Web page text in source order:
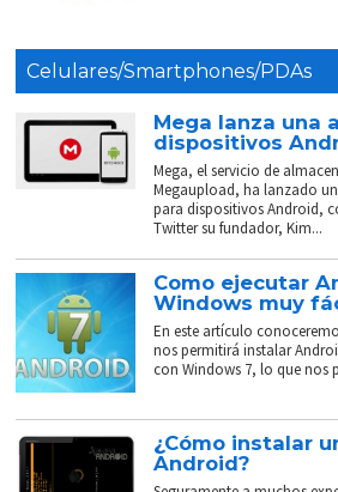
Celulares/Smartphones/PDAs
Mega lanza una
dispositivos
Mega, el servicio de
Megaupload, ha lanzado
para dispositivos Android,
Twitter su fundador, Kim...
Como ejecutar
Windows muy
En este artículo
nos permitirá instalar
con Windows 7, lo que nos
¿Cómo instalar
Android?